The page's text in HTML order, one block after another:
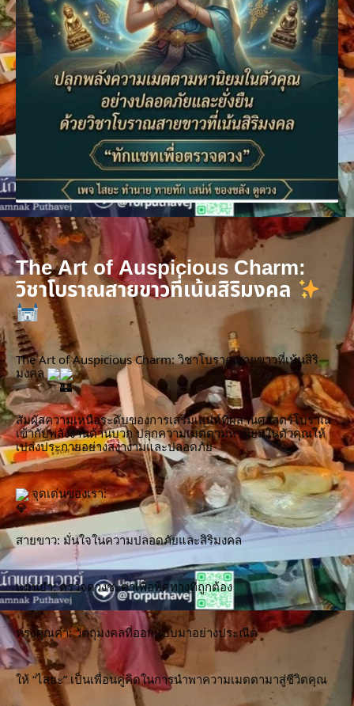
The Art of Auspicious Charm:
วิชาโบราณสายขาวที่เน้นสิริมงคล
The Art of Auspicious Charm: วิชาโบราณสายขาวที่เน้นสิริ
มงคล
สัมผัสความเหนือระดับของการเสริมเสน่ห์ที่ผสานศาสตร์โบราณ
เข้ากับพลังงานด้านบวก ปลุกความเมตตามหานิยมในตัวคุณให้
เปล่งประกายอย่างสง่างามและปลอดภัย
จุดเด่นของเรา:
สายขาว: มั่นใจในความปลอดภัยและสิริมงคล
แม่นยำ: ตรวจดวงชะตาเพื่อทิศทางที่ถูกต้อง
ทรงคุณค่า: วัตถุมงคลที่ออกแบบมาอย่างประณีต
ให้ “ไสยะ” เป็นเพื่อนคู่คิดในการนำพาความเมตตามาสู่ชีวิตคุณ